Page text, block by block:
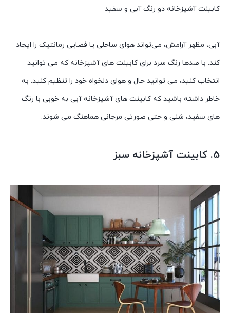
کابینت آشپزخانه دو رنگ آبی و سفید
آبی، مظهر آرامش، می‌تواند هوای ساحلی یا فضایی رمانتیک را ایجاد
کند. با صدها رنگ سرد برای کابینت های آشپزخانه که می توانید
انتخاب کنید، می توانید حال و هوای دلخواه خود را تنظیم کنید. به
خاطر داشته باشید که کابینت های آشپزخانه آبی به خوبی با رنگ
های سفید، شنی و حتی صورتی مرجانی هماهنگ می شوند.
5. کابینت آشپزخانه سبز